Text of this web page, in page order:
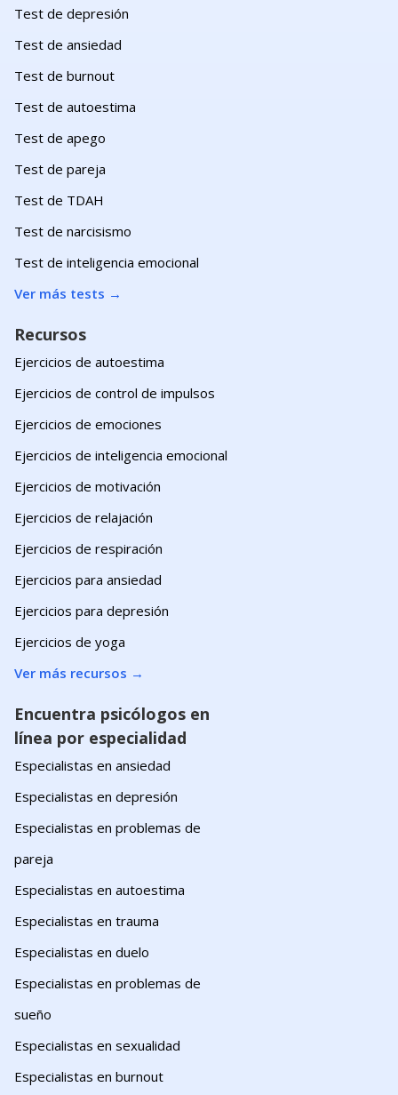
Test de depresión
Test de ansiedad
Test de burnout
Test de autoestima
Test de apego
Test de pareja
Test de TDAH
Test de narcisismo
Test de inteligencia emocional
Ver más tests →
Recursos
Ejercicios de autoestima
Ejercicios de control de impulsos
Ejercicios de emociones
Ejercicios de inteligencia emocional
Ejercicios de motivación
Ejercicios de relajación
Ejercicios de respiración
Ejercicios para ansiedad
Ejercicios para depresión
Ejercicios de yoga
Ver más recursos →
Encuentra psicólogos en
línea por especialidad
Especialistas en ansiedad
Especialistas en depresión
Especialistas en problemas de
pareja
Especialistas en autoestima
Especialistas en trauma
Especialistas en duelo
Especialistas en problemas de
sueño
Especialistas en sexualidad
Especialistas en burnout